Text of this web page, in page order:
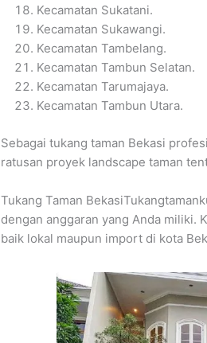
Kecamatan Sukatani.
Kecamatan Sukawangi.
Kecamatan Tambelang.
Kecamatan Tambun Selatan.
Kecamatan Tarumajaya.
Kecamatan Tambun Utara.
Sebagai tukang taman Bekasi
ratusan proyek landscape taman
Tukang Taman
dengan anggaran yang Anda miliki.
baik lokal maupun import di kota